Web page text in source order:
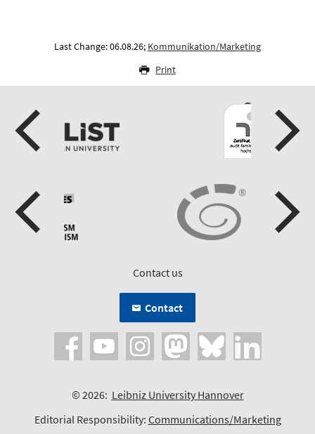
Last Change: 06.08.26; Kommunikation/Marketing
Print
Contact us
Contact
© 2026: Leibniz University Hannover
Editorial Responsibility: Communications/Marketing